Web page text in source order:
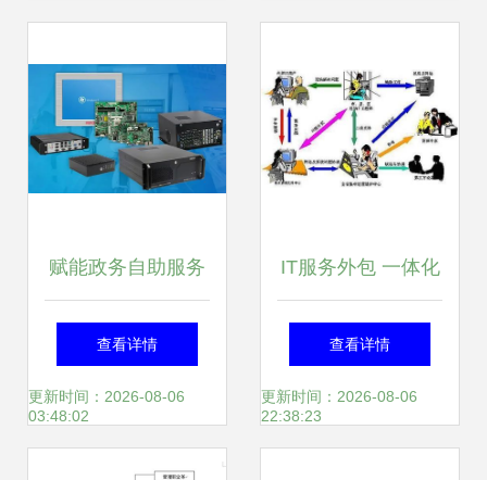
与技术服务升级
赋能政务自助服务
终端，华北工控以
国产化计算机硬件
查看详情
更新时间：2026-08-06
03:48:02
IT服务外包 一体化
解决方案助力企业
数字化转型
查看详情
更新时间：2026-08-06
22:38:23